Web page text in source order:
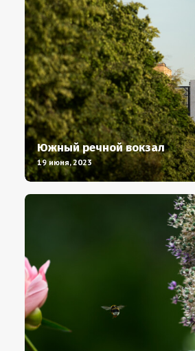
Южный речной вокзал
19 июня, 2023